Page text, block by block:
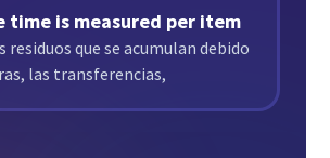
time is measured per item
residuos que se acumulan debido
las transferencias,